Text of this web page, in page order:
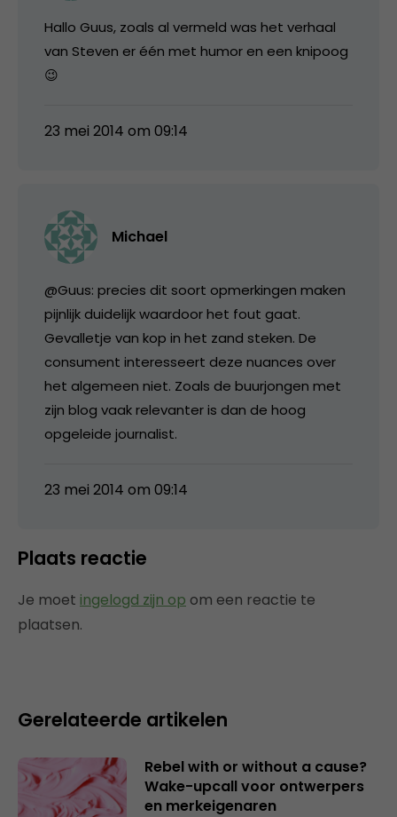
Hallo Guus, zoals al vermeld was het verhaal
van Steven er één met humor en een knipoog
😉
23 mei 2014 om 09:14
Michael
@Guus: precies dit soort opmerkingen maken
pijnlijk duidelijk waardoor het fout gaat.
Gevalletje van kop in het zand steken. De
consument interesseert deze nuances over
het algemeen niet. Zoals de buurjongen met
zijn blog vaak relevanter is dan de hoog
opgeleide journalist.
23 mei 2014 om 09:14
Plaats reactie
Je moet ingelogd zijn op om een reactie te
plaatsen.
Gerelateerde artikelen
Rebel with or without a cause?
Wake-upcall voor ontwerpers
en merkeigenaren